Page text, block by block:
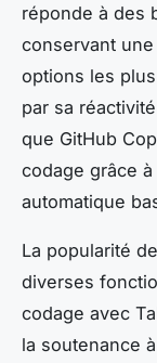
réponde à des
conservant
options les
par sa
que GitHub
codage grâce
automatique
La popularité
diverses
codage avec
la soutenance